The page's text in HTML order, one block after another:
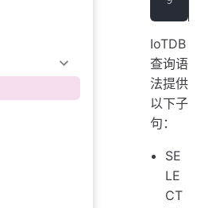
IoTDB
查询语
法提供
以下子
句：
SE
LE
CT